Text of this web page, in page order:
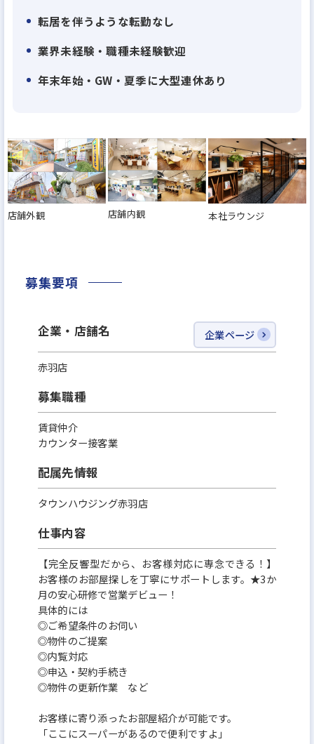
転居を伴うような転勤なし
業界未経験・職種未経験歓迎
年末年始・GW・夏季に大型連休あり
店舗外観 店舗内観 本社ラウンジ
募集要項
企業・店舗名 企業ページ
赤羽店
募集職種
賃貸仲介
カウンター接客業
配属先情報
タウンハウジング赤羽店
仕事内容
【完全反響型だから、お客様対応に専念できる！】
お客様のお部屋探しを丁寧にサポートします。★3か
月の安心研修で営業デビュー！
具体的には
◎ご希望条件のお伺い
◎物件のご提案
◎内覧対応
◎申込・契約手続き
◎物件の更新作業 など
お客様に寄り添ったお部屋紹介が可能です。
「ここにスーパーがあるので便利ですよ」